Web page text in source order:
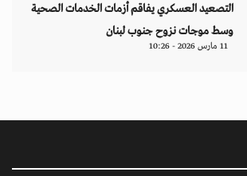
التصعيد العسكري يفاقم أزمات الخدمات الصحية
وسط موجات نزوح جنوب لبنان
11 مارس 2026 - 10:26